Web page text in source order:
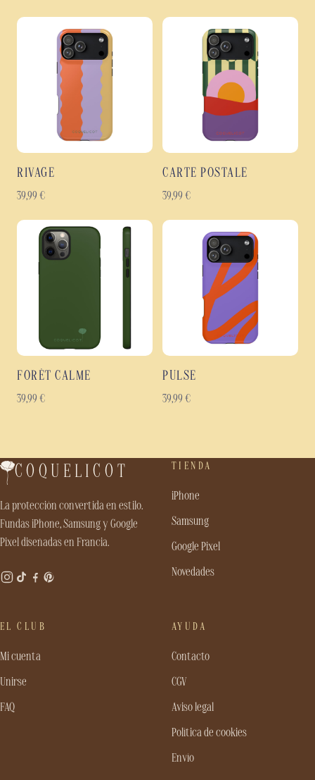
RIVAGE
39,99 €
CARTE POSTALE
39,99 €
FORÊT CALME
39,99 €
PULSE
39,99 €
COQUELICOT
La protección convertida en estilo.
Fundas iPhone, Samsung y Google
Pixel diseñadas en Francia.
TIENDA
iPhone
Samsung
Google Pixel
Novedades
EL CLUB
Mi cuenta
Unirse
FAQ
AYUDA
Contacto
CGV
Aviso legal
Política de cookies
Envío